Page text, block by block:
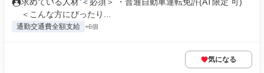
＜こんな方にぴったり...
通勤交通費全額支給 +6個
気になる